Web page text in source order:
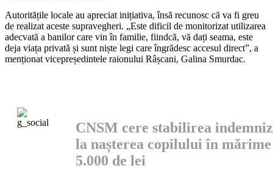
Autoritățile locale au apreciat inițiativa, însă recunosc că va fi greu
de realizat aceste supravegheri. „Este dificil de mo­nitorizat utilizarea
adecvată a banilor care vin în familie, fiindcă, vă dați seama, este
deja viața privată și sunt niște legi care îngrădesc accesul direct”, a
menționat vicepreședintele raionului Râșcani, Gali­na Smurdac.
CNSM cere stabilirea
la nașterea copilului în mărime
5.000 de lei